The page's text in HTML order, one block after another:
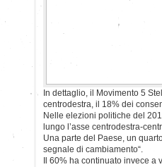
In dettaglio, il Movimento 5
centrodestra, il 18% dei
Nelle elezioni politiche del
lungo l’asse centrodestra-
Una parte del Paese, un
segnale di cambiamento“.
Il 60% ha continuato invece a